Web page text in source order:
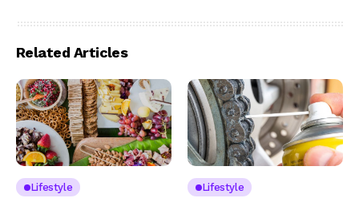
Related Articles
Lifestyle Lifestyle